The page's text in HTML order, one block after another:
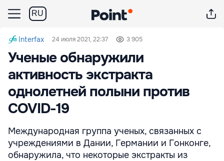
RU
Interfax 24 июля 2021, 22:37 3 905
Ученые обнаружили
активность экстракта
однолетней полыни против
COVID-19
Международная группа ученых, связанных с
учреждениями в Дании, Германии и Гонконге,
обнаружила, что некоторые экстракты из